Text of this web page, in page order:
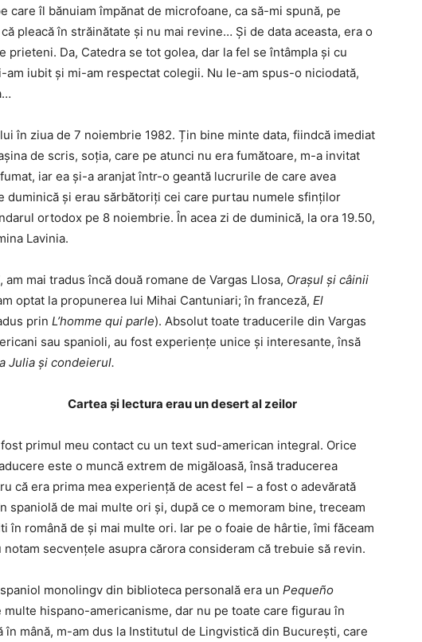
care îl bănuiam împănat de microfoane, ca să-mi spună, pe
pleacă în străinătate și nu mai revine… Și de data aceasta, era o
prieteni. Da, Catedra se tot golea, dar la fel se întâmpla și cu
am iubit și mi-am respectat colegii. Nu le-am spus-o niciodată,
în ziua de 7 noiembrie 1982. Țin bine minte data, fiindcă imediat
de scris, soția, care pe atunci nu era fumătoare, m-a invitat
iar ea și-a aranjat într-o geantă lucrurile de care avea
duminică și erau sărbătoriți cei care purtau numele sfinților
ortodox pe 8 noiembrie. În acea zi de duminică, la ora 19.50,
Lavinia.
, am mai tradus încă două romane de Vargas Llosa, Orașul și câinii
optat la propunerea lui Mihai Cantuniari; în franceză, El
prin L’homme qui parle). Absolut toate traducerile din Vargas
sau spanioli, au fost experiențe unice și interesante, însă
Julia și condeierul.
Cartea și lectura erau un desert al zeilor
primul meu contact cu un text sud-american integral. Orice
este o muncă extrem de migăloasă, însă traducerea
că era prima mea experiență de acest fel – a fost o adevărată
spaniolă de mai multe ori și, după ce o memoram bine, treceam
în română de și mai multe ori. Iar pe o foaie de hârtie, îmi făceam
secvențele asupra cărora consideram că trebuie să revin.
monolingv din biblioteca personală era un Pequeño
multe hispano-americanisme, dar nu pe toate care figurau în
în mână, m-am dus la Institutul de Lingvistică din București, care